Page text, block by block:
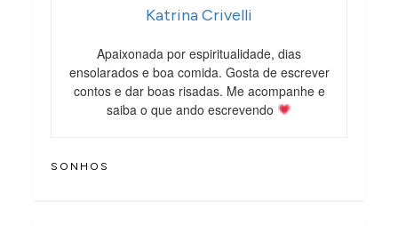
Katrina Crivelli
Apaixonada por espiritualidade, dias
ensolarados e boa comida. Gosta de escrever
contos e dar boas risadas. Me acompanhe e
saiba o que ando escrevendo
SONHOS